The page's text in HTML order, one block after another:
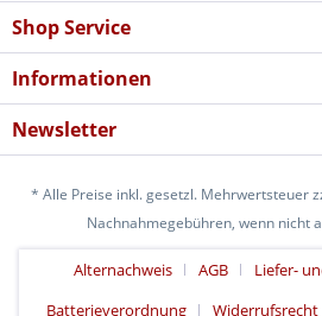
Shop Service
Informationen
Newsletter
* Alle Preise inkl. gesetzl. Mehrwertsteuer
Nachnahmegebühren, wenn nicht
Alternachweis AGB
Liefer-
Batterieverordnung
Widerrufsrecht